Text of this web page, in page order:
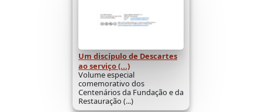
Um discípulo de Descartes
ao serviço (...)
Volume especial
comemorativo dos
Centenários da Fundação e da
Restauração (...)